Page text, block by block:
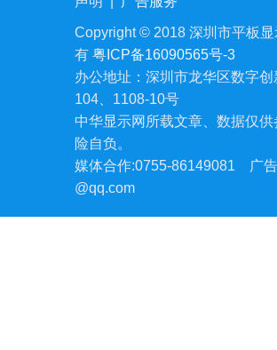
Copyright © 2018 深圳市平板
有 粤ICP备16090565号-3
办公地址：深圳市龙华区数字
104、1108-10号
中华显示网所载文章、数据仅
险自负。
媒体合作:0755-86149081
广
@qq.com